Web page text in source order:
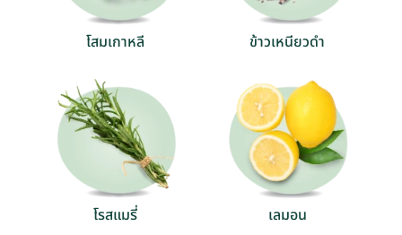
โสมเกาหลี ข้าวเหนียวดำ
โรสแมรี่ เลมอน